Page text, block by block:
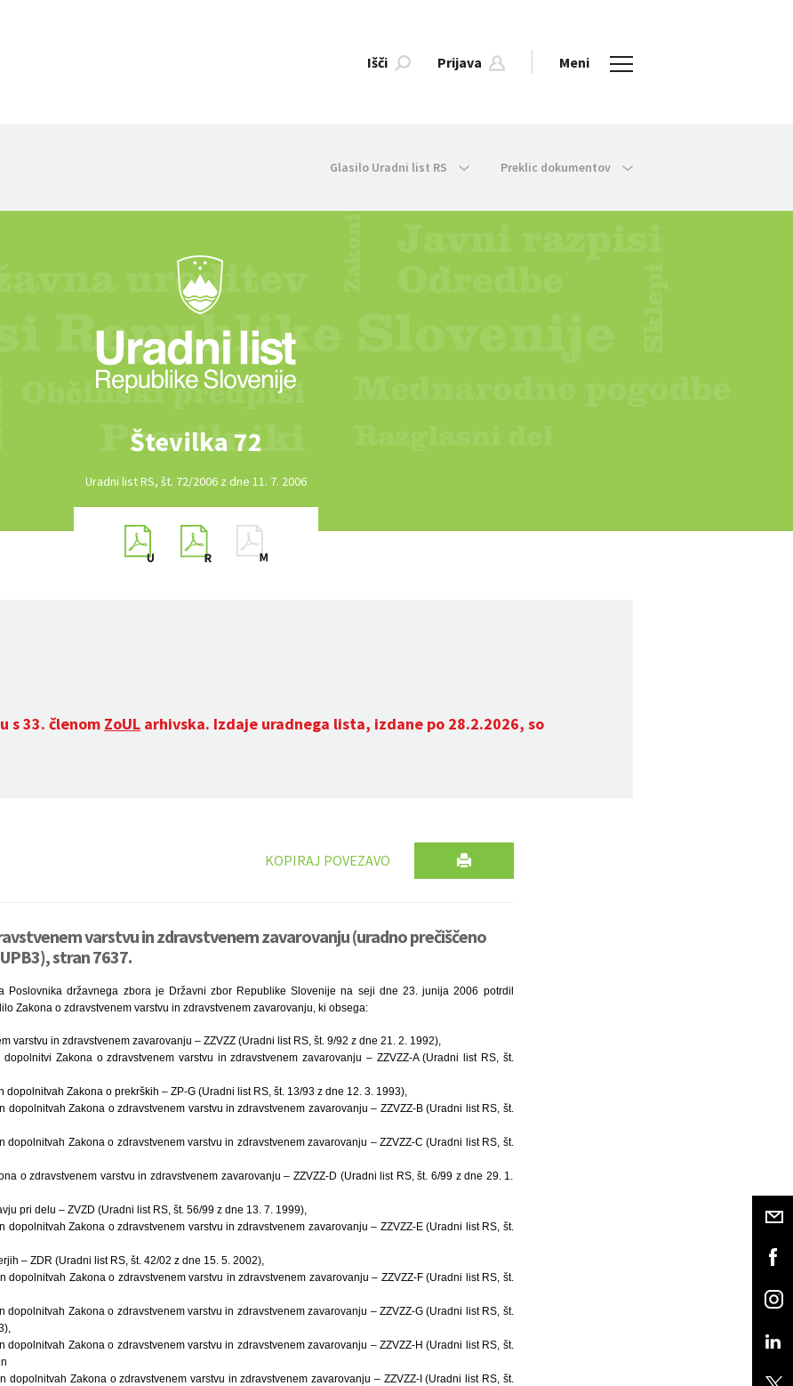
Išči Prijava Meni
Glasilo Uradni list RS Preklic dokumentov
Številka 72
Uradni list RS, št. 72/2006 z dne 11. 7. 2006
s 33. členom ZoUL arhivska. Izdaje uradnega lista, izdane po 28.2.2026, so
KOPIRAJ POVEZAVO
varstvu in zdravstvenem zavarovanju (uradno prečiščeno
stran 7637.
Poslovnika državnega zbora je Državni zbor Republike Slovenije na seji dne 23. junija 2006 potrdil
Zakona o zdravstvenem varstvu in zdravstvenem zavarovanju, ki obsega:
varstvu in zdravstvenem zavarovanju – ZZVZZ (Uradni list RS, št. 9/92 z dne 21. 2. 1992),
Zakona o zdravstvenem varstvu in zdravstvenem zavarovanju – ZZVZZ-A (Uradni list RS, št.
dopolnitvah Zakona o prekrških – ZP-G (Uradni list RS, št. 13/93 z dne 12. 3. 1993),
dopolnitvah Zakona o zdravstvenem varstvu in zdravstvenem zavarovanju – ZZVZZ-B (Uradni list RS, št.
dopolnitvah Zakona o zdravstvenem varstvu in zdravstvenem zavarovanju – ZZVZZ-C (Uradni list RS, št.
o zdravstvenem varstvu in zdravstvenem zavarovanju – ZZVZZ-D (Uradni list RS, št. 6/99 z dne 29. 1.
pri delu – ZVZD (Uradni list RS, št. 56/99 z dne 13. 7. 1999),
dopolnitvah Zakona o zdravstvenem varstvu in zdravstvenem zavarovanju – ZZVZZ-E (Uradni list RS, št.
– ZDR (Uradni list RS, št. 42/02 z dne 15. 5. 2002),
dopolnitvah Zakona o zdravstvenem varstvu in zdravstvenem zavarovanju – ZZVZZ-F (Uradni list RS, št.
dopolnitvah Zakona o zdravstvenem varstvu in zdravstvenem zavarovanju – ZZVZZ-G (Uradni list RS, št.
dopolnitvah Zakona o zdravstvenem varstvu in zdravstvenem zavarovanju – ZZVZZ-H (Uradni list RS, št.
dopolnitvah Zakona o zdravstvenem varstvu in zdravstvenem zavarovanju – ZZVZZ-I (Uradni list RS, št.